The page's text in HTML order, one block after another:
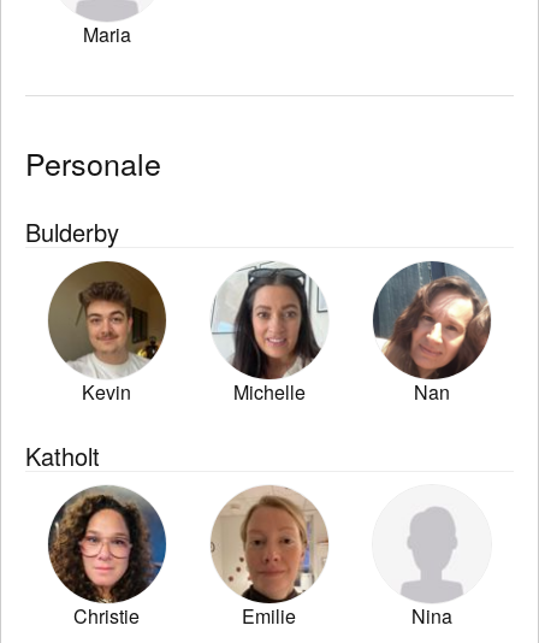
Maria
Personale
Bulderby
Kevin Michelle Nan
Katholt
Christie Emilie Nina